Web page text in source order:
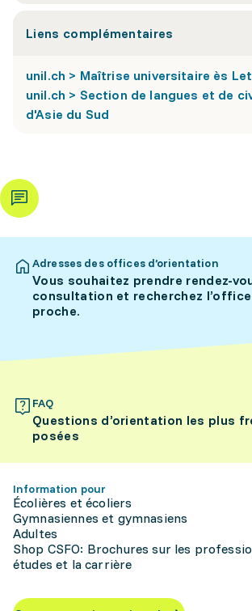
Liens complémentaires
unil.ch > Maîtrise universitaire ès
unil.ch > Section de langues et de
d'Asie du Sud
Adresses des offices d’orientation
Vous souhaitez prendre rendez-
consultation et recherchez
proche.
FAQ
Questions d’orientation les plus
posées
Information pour
Écolières et écoliers
Gymnasiennes et gymnasiens
Adultes
Shop CSFO: Brochures sur les
études et la carrière